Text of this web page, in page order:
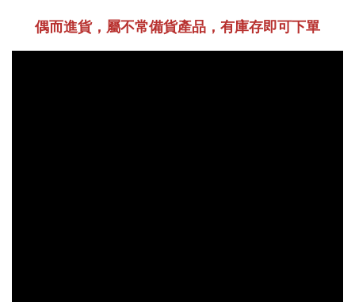
偶而進貨，屬不常備貨產品，有庫存即可下單